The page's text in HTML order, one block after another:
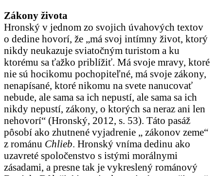
Zákony života
Hronský v jednom zo svojich úvahových textov
o dedine hovorí, že „má svoj intímny život, ktorý
nikdy neukazuje sviatočným turistom a ku
ktorému sa ťažko priblížiť. Má svoje mravy, ktoré
nie sú hocikomu pochopiteľné, má svoje zákony,
nenapísané, ktoré nikomu na svete nanucovať
nebude, ale sama sa ich nepustí, ale sama sa ich
nikdy nepustí, zákony, o ktorých sa neraz ani len
nehovorí“ (Hronský, 2012, s. 53). Táto pasáž
pôsobí ako zhutnené vyjadrenie „ zákonov zeme“
z románu Chlieb. Hronský vníma dedinu ako
uzavreté spoločenstvo s istými morálnymi
zásadami, a presne tak je vykreslený románový